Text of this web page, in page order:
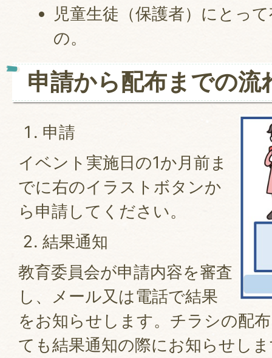
児童生徒（保護者）にとっ
の。
申請から配布までの流
申請
イベント実施日の1か月前ま
でに右のイラストボタンか
ら申請してください。
結果通知
教育委員会が申請内容を審査
し、メール又は電話で結果
をお知らせします。チラシの配
ても結果通知の際にお知らせし